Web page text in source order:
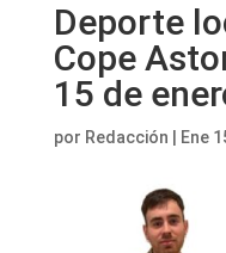
Deporte
Cope
15 de
por Redacción Ene